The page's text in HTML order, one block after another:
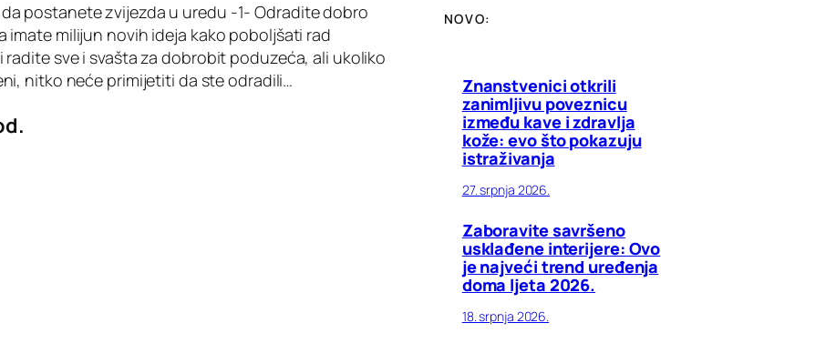
postanete zvijezda u uredu -1- Odradite dobro
imate milijun novih ideja kako poboljšati rad
sve i svašta za dobrobit poduzeća, ali ukoliko
nitko neće primijetiti da ste odradili…
NOVO:
Znanstvenici otkrili
zanimljivu poveznicu
između kave i zdravlja
kože: evo što pokazuju
istraživanja
27. srpnja 2026.
Zaboravite savršeno
usklađene interijere: Ovo
je najveći trend uređenja
doma ljeta 2026.
18. srpnja 2026.